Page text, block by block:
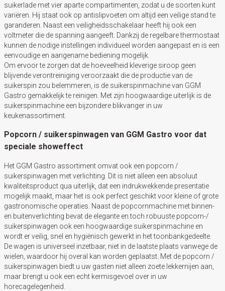
suikerlade met vier aparte compartimenten, zodat u de soorten kunt
variëren. Hij staat ook op antislipvoeten om altijd een veilige stand te
garanderen. Naast een veiligheidsschakelaar heeft hij ook een
voltmeter die de spanning aangeeft. Dankzij de regelbare thermostaat
kunnen de nodige instellingen individueel worden aangepast en is een
eenvoudige en aangename bediening mogelijk.
Om ervoor te zorgen dat de hoeveelheid kleverige siroop geen
blijvende verontreiniging veroorzaakt die de productie van de
suikerspin zou belemmeren, is de suikerspinmachine van GGM
Gastro gemakkelijk te reinigen. Met zijn hoogwaardige uiterlijk is de
suikerspinmachine een bijzondere blikvanger in uw
keukenassortiment.
Popcorn / suikerspinwagen van GGM Gastro voor dat
speciale showeffect
Het GGM Gastro assortiment omvat ook een popcorn /
suikerspinwagen met verlichting. Dit is niet alleen een absoluut
kwaliteitsproduct qua uiterlijk, dat een indrukwekkende presentatie
mogelijk maakt, maar het is ook perfect geschikt voor kleine of grote
gastronomische operaties. Naast de popcornmachine met binnen-
en buitenverlichting bevat de elegante en toch robuuste popcorn-/
suikerspinwagen ook een hoogwaardige suikerspinmachine en
wordt er veilig, snel en hygiënisch gewerkt in het toonbankgedeelte.
De wagen is universeel inzetbaar, niet in de laatste plaats vanwege de
wielen, waardoor hij overal kan worden geplaatst. Met de popcorn /
suikerspinwagen biedt u uw gasten niet alleen zoete lekkernijen aan,
maar brengt u ook een echt kermisgevoel over in uw
horecagelegenheid.